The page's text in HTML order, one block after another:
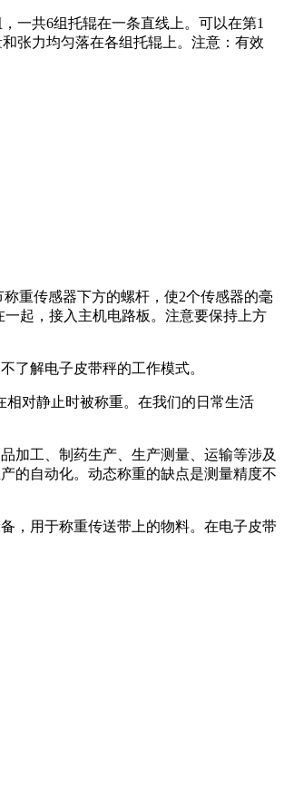
一共6组托辊在一条直线上。可以在第1
张力均匀落在各组托辊上。注意：有效
重传感器下方的螺杆，使2个传感器的毫
起，接入主机电路板。注意要保持上方
解电子皮带秤的工作模式。
对静止时被称重。在我们的日常生活
工、制药生产、生产测量、运输等涉及
的自动化。动态称重的缺点是测量精度不
，用于称重传送带上的物料。在电子皮带